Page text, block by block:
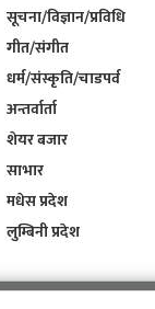
सूचना/विज्ञान/प्रविधि
गीत/संगीत
धर्म/संस्कृति/चाडपर्व
अन्तर्वार्ता
शेयर बजार
साभार
मधेस प्रदेश
लुम्बिनी प्रदेश